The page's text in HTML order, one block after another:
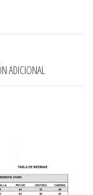
ADICIONAL